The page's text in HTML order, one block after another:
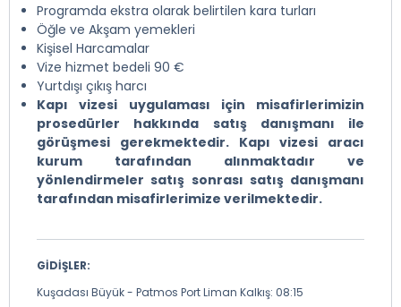
Programda ekstra olarak belirtilen kara turları
Öğle ve Akşam yemekleri
Kişisel Harcamalar
Vize hizmet bedeli 90 €
Yurtdışı çıkış harcı
Kapı vizesi uygulaması için misafirlerimizin
prosedürler hakkında satış danışmanı ile
görüşmesi gerekmektedir. Kapı vizesi aracı
kurum tarafından alınmaktadır ve
yönlendirmeler satış sonrası satış danışmanı
tarafından misafirlerimize verilmektedir.
GİDİŞLER:
Kuşadası Büyük - Patmos Port Liman Kalkış: 08:15